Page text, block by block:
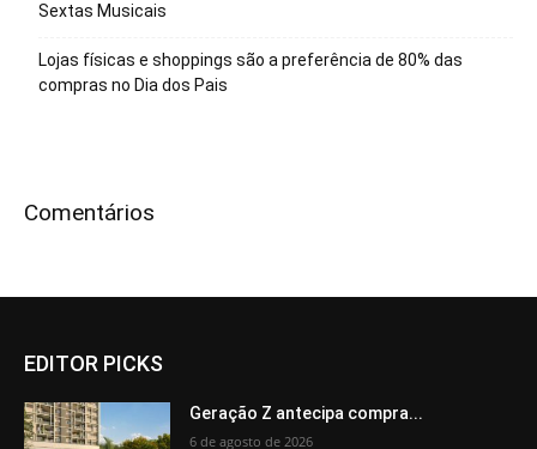
Sextas Musicais
Lojas físicas e shoppings são a preferência de 80% das
compras no Dia dos Pais
Comentários
EDITOR PICKS
Geração Z antecipa compra...
6 de agosto de 2026